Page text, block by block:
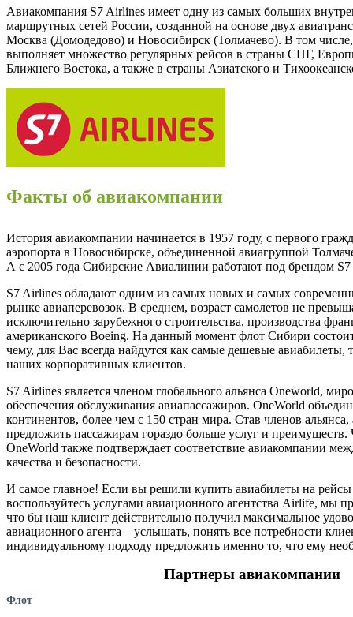
Авиакомпания S7 Airlines имеет одну из самых больших
маршрутных сетей России, созданной на основе двух
Москва (Домодедово) и Новосибирск (Толмачево). В том
выполняет множество регулярных рейсов в страны СНГ,
Ближнего Востока, а также в страны Азиатского и
Факты об авиакомпании
История авиакомпании начинается в 1957 году, с первого
аэропорта в Новосибирске, объединенной авиагруппой
А с 2005 года Сибирские Авиалинии работают под брендом
S7 Airlines обладают одним из самых новых и самых
рынке авиаперевозок. В среднем, возраст самолетов не
исключительно зарубежного строительства, производства
американского Boeing. На данный момент флот Сибири
чему, для Вас всегда найдутся как самые дешевые авиабилеты,
наших корпоративных клиентов.
S7 Airlines является членом глобального альянса Oneworld,
обеспечения обслуживания авиапассажиров. OneWorld
континентов, более чем с 150 стран мира. Став членов
предложить пассажирам гораздо больше услуг и
OneWorld также подтверждает соответствие авиакомпании
качества и безопасности.
И самое главное! Если вы решили купить авиабилеты на
воспользуйтесь услугами авиационного агентства Airlife, мы
что бы наш клиент действительно получил максимальное
авиационного агента – услышать, понять все потребности
индивидуальному подходу предложить именно то, что ему
Флот
Партнеры авиакомпании